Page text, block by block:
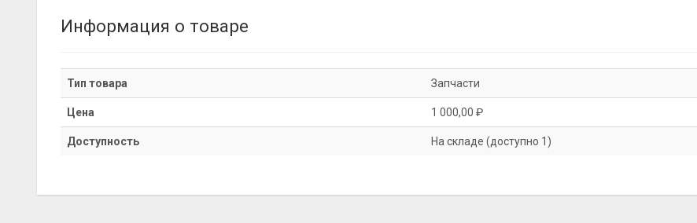
Информация о товаре
Тип товара Запчасти
Цена 1 000,00 ₽
Доступность На складе (доступно 1)